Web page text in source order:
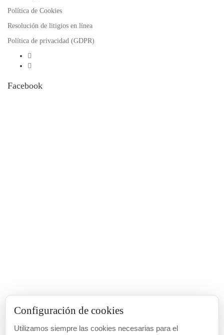
Política de Cookies
Resolución de litigios en línea
Política de privacidad (GDPR)
Facebook
Configuración de cookies
Utilizamos siempre las cookies necesarias para el